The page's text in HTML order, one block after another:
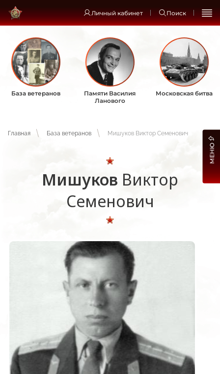
Личный кабинет Поиск
База ветеранов
Памяти Василия
Ланового
Московская битва
Главная База ветеранов Мишуков Виктор Семенович
Мишуков Виктор
Семенович
МЕНЮ